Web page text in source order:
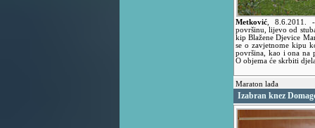
Metković 8.6.2011.
površinu, lijevo od
kip Blažene Djevice
se o zavjetnome kipu
površina, kao i ona na
O objema će skrbiti
Maraton lađa
Izabran knez